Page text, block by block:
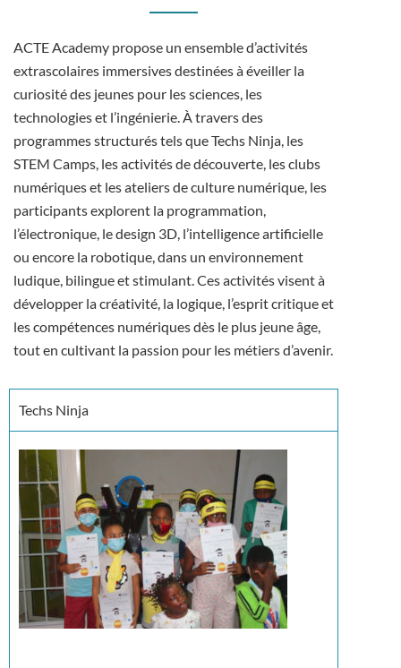
ACTE Academy propose un ensemble d’activités
extrascolaires immersives destinées à éveiller la
curiosité des jeunes pour les sciences, les
technologies et l’ingénierie. À travers des
programmes structurés tels que Techs Ninja, les
STEM Camps, les activités de découverte, les clubs
numériques et les ateliers de culture numérique, les
participants explorent la programmation,
l’électronique, le design 3D, l’intelligence artificielle
ou encore la robotique, dans un environnement
ludique, bilingue et stimulant. Ces activités visent à
développer la créativité, la logique, l’esprit critique et
les compétences numériques dès le plus jeune âge,
tout en cultivant la passion pour les métiers d’avenir.
Techs Ninja